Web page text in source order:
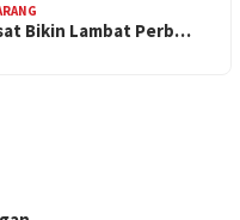
Bikin Lambat Perb…